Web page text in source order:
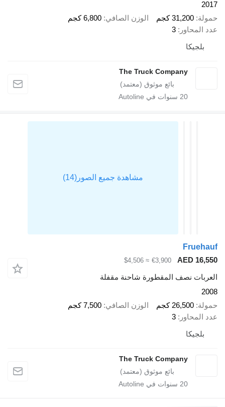
31,200 كجم الوزن الصافي
6,800 كجم
3
The Truck Company
سنوات في Autoline
€3,900
≈ $4,506
نصف المقطورة شاحنة مقفلة
26,500 كجم الوزن الصافي
7,500 كجم
3
The Truck Company
سنوات في Autoline